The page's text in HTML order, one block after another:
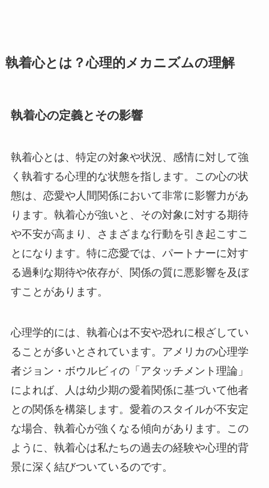
執着心とは？心理的メカニズムの理解
執着心の定義とその影響
執着心とは、特定の対象や状況、感情に対して強
く執着する心理的な状態を指します。この心の状
態は、恋愛や人間関係において非常に影響力があ
ります。執着心が強いと、その対象に対する期待
や不安が高まり、さまざまな行動を引き起こすこ
とになります。特に恋愛では、パートナーに対す
る過剰な期待や依存が、関係の質に悪影響を及ぼ
すことがあります。
心理学的には、執着心は不安や恐れに根ざしてい
ることが多いとされています。アメリカの心理学
者ジョン・ボウルビィの「アタッチメント理論」
によれば、人は幼少期の愛着関係に基づいて他者
との関係を構築します。愛着のスタイルが不安定
な場合、執着心が強くなる傾向があります。この
ように、執着心は私たちの過去の経験や心理的背
景に深く結びついているのです。